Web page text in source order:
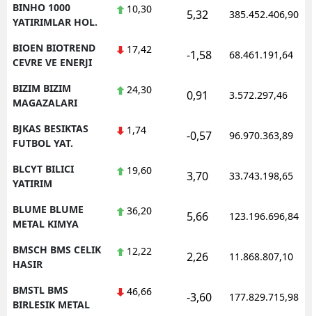
BINHO 1000
YATIRIMLAR HOL.
10,30 5,32 385.452.406,90
BIOEN BIOTREND
CEVRE VE ENERJI
17,42 -1,58 68.461.191,64
BIZIM BIZIM
MAGAZALARI
24,30 0,91 3.572.297,46
BJKAS BESIKTAS
FUTBOL YAT.
1,74 -0,57 96.970.363,89
BLCYT BILICI
YATIRIM
19,60 3,70 33.743.198,65
BLUME BLUME
METAL KIMYA
36,20 5,66 123.196.696,84
BMSCH BMS CELIK
HASIR
12,22 2,26 11.868.807,10
BMSTL BMS
BIRLESIK METAL
46,66 -3,60 177.829.715,98